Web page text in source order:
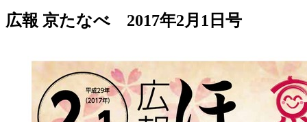
広報 京たなべ 2017年2月1日号